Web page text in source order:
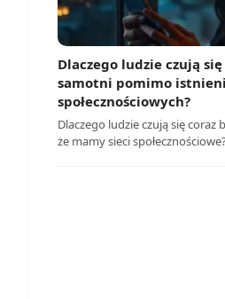
Dlaczego ludzie czują
samotni pomimo
społecznościowych?
Dlaczego ludzie czują się
że mamy sieci